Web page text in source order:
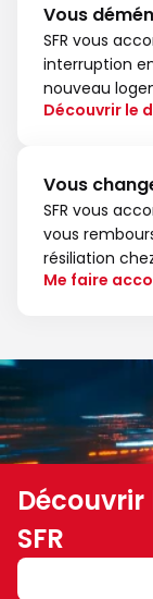
Vous
SFR vous
interruption
nouveau
Découvrir le
Vous
SFR vous
vous
résiliation
Me faire
SFR